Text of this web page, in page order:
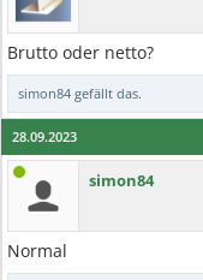
Brutto oder netto?
simon84 gefällt das.
28.09.2023
simon84
Normal